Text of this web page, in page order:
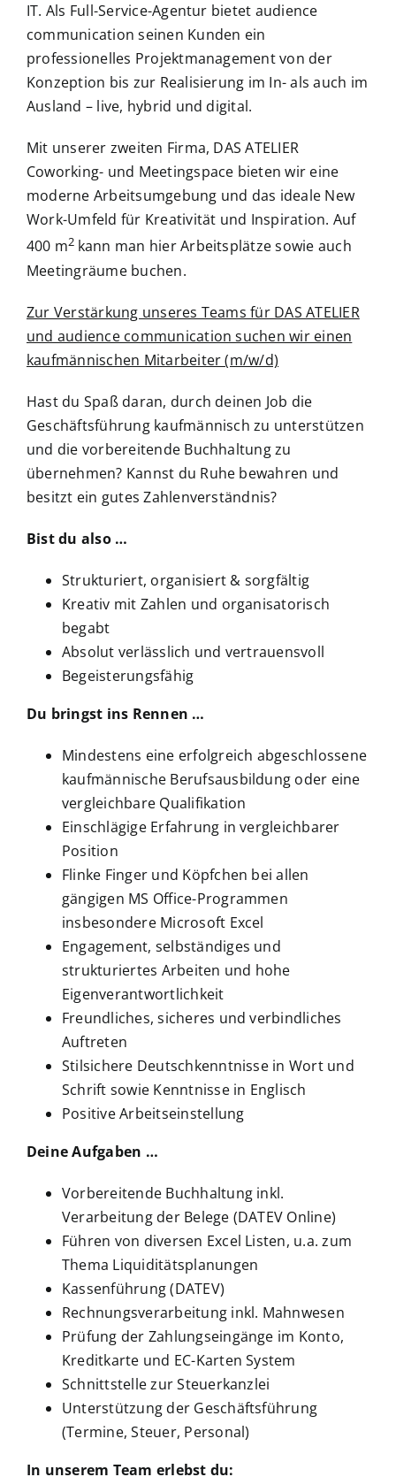
IT. Als Full-Service-Agentur bietet audience
communication seinen Kunden ein
professionelles Projektmanagement von der
Konzeption bis zur Realisierung im In- als auch im
Ausland – live, hybrid und digital.
Mit unserer zweiten Firma, DAS ATELIER
Coworking- und Meetingspace bieten wir eine
moderne Arbeitsumgebung und das ideale New
Work-Umfeld für Kreativität und Inspiration. Auf
400 m2 kann man hier Arbeitsplätze sowie auch
Meetingräume buchen.
Zur Verstärkung unseres Teams für DAS ATELIER
und audience communication suchen wir einen
kaufmännischen Mitarbeiter (m/w/d)
Hast du Spaß daran, durch deinen Job die
Geschäftsführung kaufmännisch zu unterstützen
und die vorbereitende Buchhaltung zu
übernehmen? Kannst du Ruhe bewahren und
besitzt ein gutes Zahlenverständnis?
Bist du also …
Strukturiert, organisiert & sorgfältig
Kreativ mit Zahlen und organisatorisch
begabt
Absolut verlässlich und vertrauensvoll
Begeisterungsfähig
Du bringst ins Rennen …
Mindestens eine erfolgreich abgeschlossene
kaufmännische Berufsausbildung oder eine
vergleichbare Qualifikation
Einschlägige Erfahrung in vergleichbarer
Position
Flinke Finger und Köpfchen bei allen
gängigen MS Office-Programmen
insbesondere Microsoft Excel
Engagement, selbständiges und
strukturiertes Arbeiten und hohe
Eigenverantwortlichkeit
Freundliches, sicheres und verbindliches
Auftreten
Stilsichere Deutschkenntnisse in Wort und
Schrift sowie Kenntnisse in Englisch
Positive Arbeitseinstellung
Deine Aufgaben …
Vorbereitende Buchhaltung inkl.
Verarbeitung der Belege (DATEV Online)
Führen von diversen Excel Listen, u.a. zum
Thema Liquiditätsplanungen
Kassenführung (DATEV)
Rechnungsverarbeitung inkl. Mahnwesen
Prüfung der Zahlungseingänge im Konto,
Kreditkarte und EC-Karten System
Schnittstelle zur Steuerkanzlei
Unterstützung der Geschäftsführung
(Termine, Steuer, Personal)
In unserem Team erlebst du: